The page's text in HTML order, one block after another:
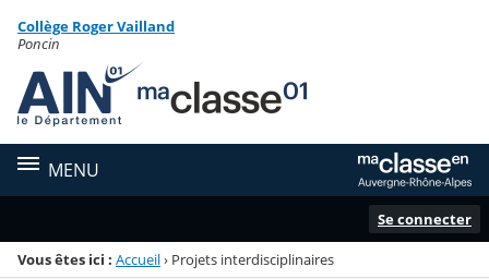
Menu de la rubrique
Contenu
Collège Roger Vailland
Poncin
MENU
Se connecter
Vous êtes ici : Accueil› Projets interdisciplinaires